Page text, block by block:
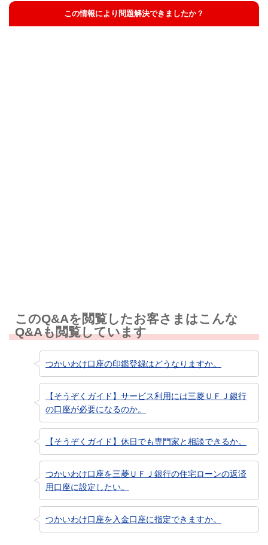
この情報により問題解決できましたか？
このQ&Aを閲覧したお客さまはこんな
Q&Aも閲覧しています
つかいわけ口座の印鑑登録はどうなりますか。
【そうぞくガイド】サービス利用には三菱ＵＦＪ銀行
の口座が必要になるのか。
【そうぞくガイド】休日でも専門家と相談できるか。
つかいわけ口座を三菱ＵＦＪ銀行の住宅ローンの返済
用口座に設定したい。
つかいわけ口座を入金口座に指定できますか。